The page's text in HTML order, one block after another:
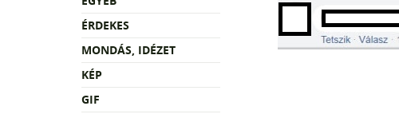
ÉRDEKES
MONDÁS, IDÉZET
KÉP
GIF